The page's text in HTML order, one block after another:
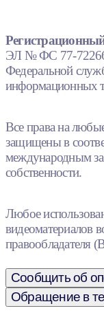
ЭЛ № ФС 77-72266
Федеральной
информационных
Все права на
защищены в
международным
собственности.
Любое
видеоматериалов
правообладателя
Сообщить об
Обращение в